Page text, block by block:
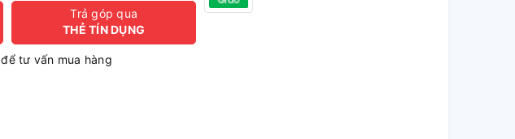
Trả góp qua
THẺ TÍN DỤNG
để tư vấn mua hàng